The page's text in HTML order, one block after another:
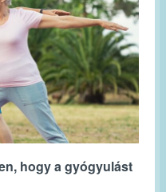
hogy a gyógyulást